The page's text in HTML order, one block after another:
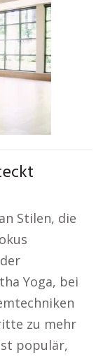
Stilen, die
Yoga, bei
zu mehr
populär,